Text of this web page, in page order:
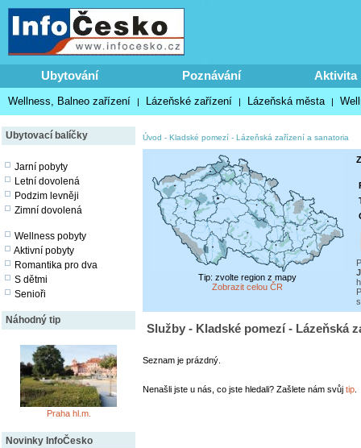
Ubytování Poznávání Aktivita
Wellness, Balneo zařízení | Lázeňské zařízení | Lázeňská města |
Ubytovací balíčky
Jarní pobyty
Letní dovolená
Podzim levněji
Zimní dovolená
Wellness pobyty
Aktivní pobyty
Romantika pro dva
S dětmi
Senioři
Náhodný tip
Praha hl.m.
Novinky InfoČesko
Úvod - Kladské pomezí - Lázeňská zařízení a sanatoria
Tip: zvolte region z mapy
Zobrazit celou ČR
Služby - Kladské pomezí - Lázeňská
Seznam je prázdný.
Nenašli jste u nás, co jste hledali? Zašlete nám svůj tip